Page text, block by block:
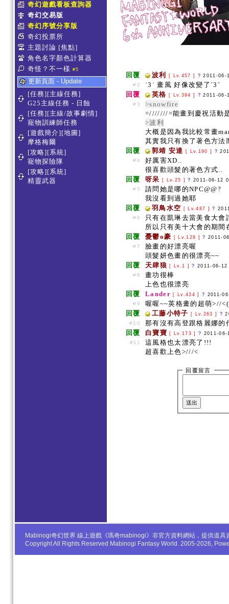
奇幻遊戲看板查詢器
奇幻交易版
奇幻序號分享版
奇幻投票所
主題討論 [焦點]
角色名字顏色計算器
奇怪？不一樣 #5
更新頁面 - Update
[任務][主線任務]
G25主線任務 - 日蝕
[任務][主線/故事劇情]
寵物訓練師任務
[遊戲簡介][地圖]
摩格梅爾
[攻略][系統]
寵物探險隊
[攻略][系統]
精靈武器
回覆 波利 [ Lv.457 ] ? 2011-06-
#2
˙3˙ 畫風 好像改變了ˊ3ˋ
回覆
英格 [ Lv.394 ] ? 2011-06-
#3
>snowfire
=///////=能畫到慶祝活動
>波利
大概是因為我比較常畫
其實我只有換了著色方法
回覆
郭靖 安達 [ Lv.190 ] ?
#4
好厲害XD..
很喜歡頭髮的著色方式..
回覆
呀呆 [ Lv.25 ]? 2011-06-12
#5
請問她是哪的NPC@@?
我沒看到過她耶
回覆
羽鳥水空 [ Lv.487 ]?
#6
只有在凱琳去當美食大會
所以只有美十大會的期間
回覆
憂鬱o豪 [ Lv.128 ]? 2011-
#7
臉畫的好漂亮喔
頭髮妍色畫的很漂亮~~
回覆
天肆狼 [ Lv.1 ]? 2011-06-
#8
畫功很棒
上色也很漂亮
回覆
Lander [ Lv.434 ] ? 2011-
#9
喔喔~~英格畫的超萌>//
回覆
工藤小特子 [ Lv.263 ] ?
#10
那有沒有高登跟格麗娜的
回覆
白寶寶 [ Lv.173 ] ? 2011-
#11
這風格也太漂亮了!!!
超喜歡上色>///<
回覆留言
Mabinogi奇幻世界 線上遊戲《瑪奇mabinogi》非官方資料網站，提供道
Copyright All Rights Reserved Mabinogi Fantasy World. 2005-2026,